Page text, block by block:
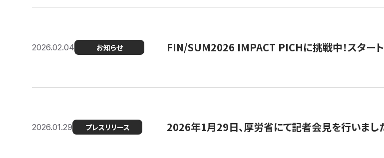
2026.02.04 お知らせ FIN/SUM2026 IMPACT PICHに挑戦中！スター
2026.01.29 プレスリリース 2026年1月29日、厚労省にて記者会見を行いまし